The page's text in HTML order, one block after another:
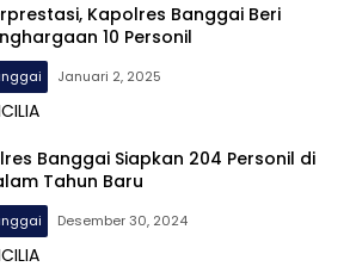
Kapolres Banggai Beri
10 Personil
Januari 2, 2025
Banggai Siapkan 204 Personil di
Tahun Baru
Desember 30, 2024